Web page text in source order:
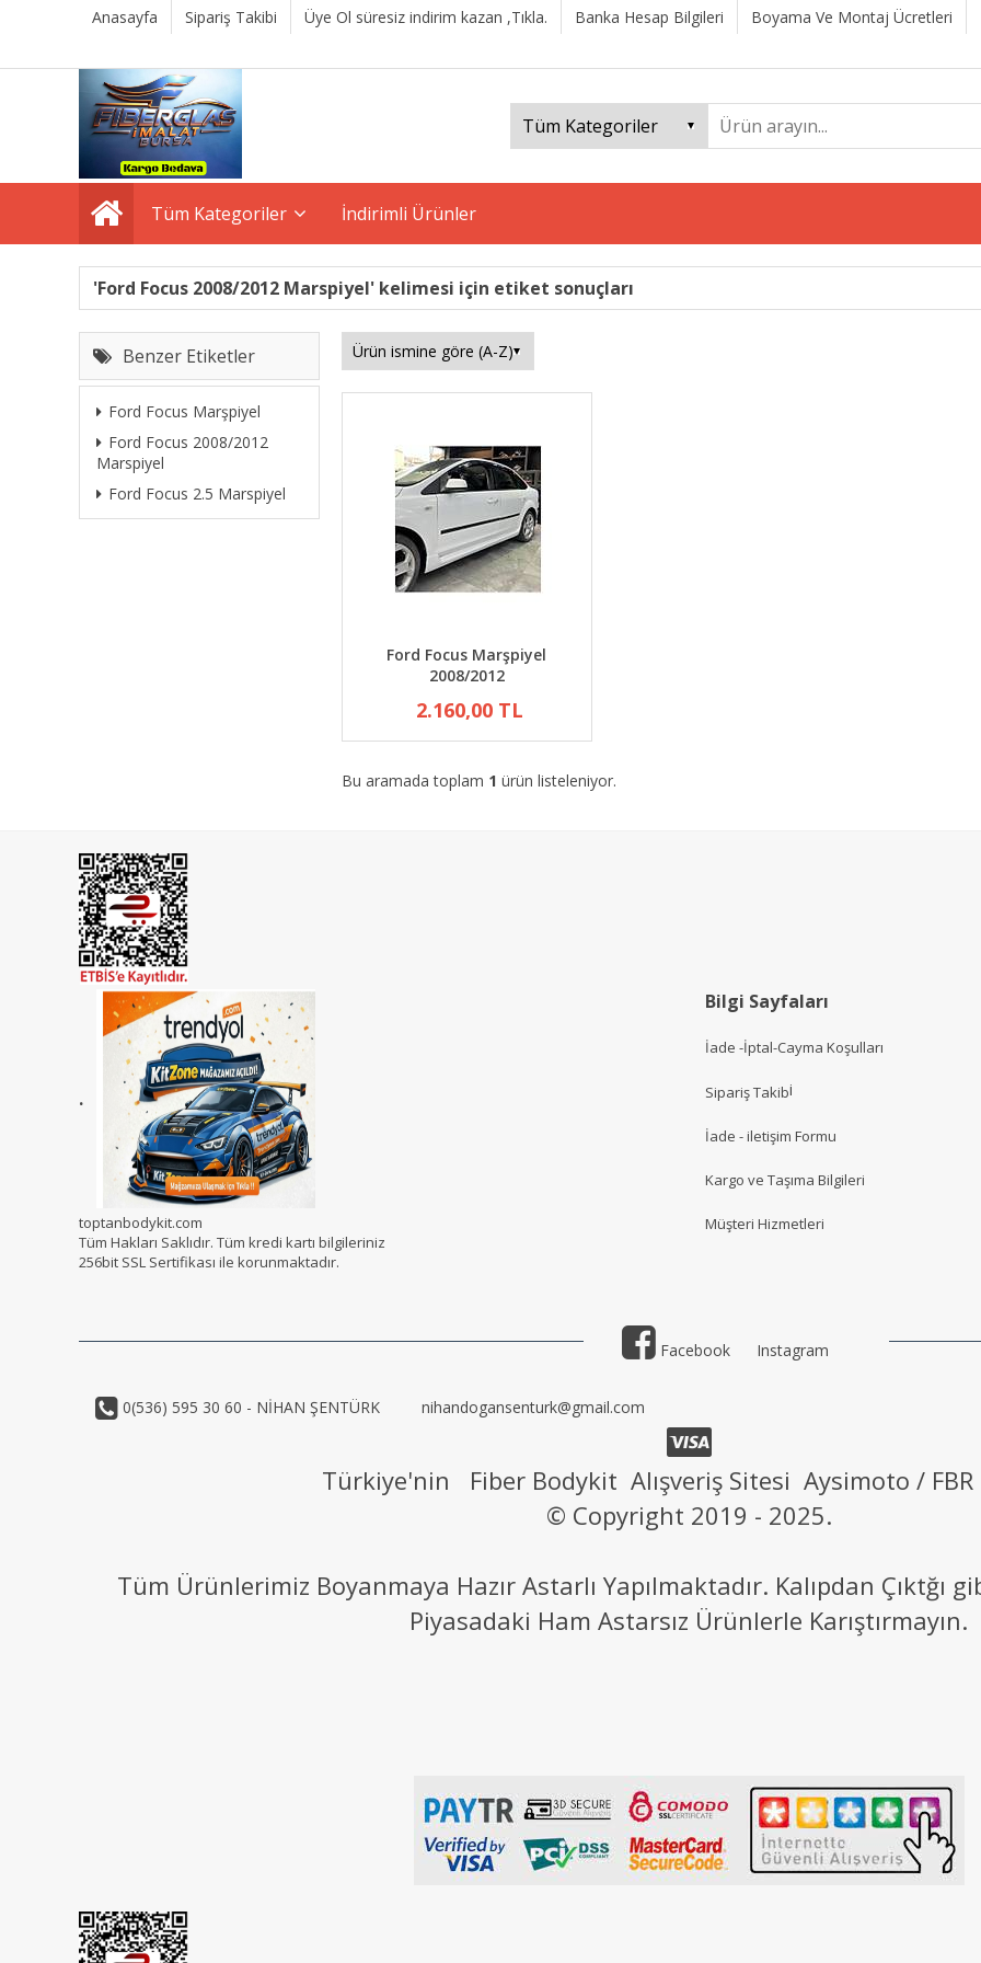
Anasayfa Sipariş Takibi Üye Ol süresiz indirim kazan ,Tıkla. Banka Hesap Bilgileri Boyama Ve Montaj Ücretleri
Tüm Kategoriler İndirimli Ürünler
'Ford Focus 2008/2012 Marspiyel' kelimesi için etiket sonuçları
Benzer Etiketler
Ford Focus Marşpiyel
Ford Focus 2008/2012
Marspiyel
Ford Focus 2.5 Marspiyel
Ford Focus Marşpiyel
2008/2012
2.160,00 TL
Bu aramada toplam 1 ürün listeleniyor.
.
toptanbodykit.com
Tüm Hakları Saklıdır. Tüm kredi kartı bilgileriniz
256bit SSL Sertifikası ile korunmaktadır.
Bilgi Sayfaları
İade -İptal-Cayma Koşulları
Sipariş Takibi
İade - iletişim Formu
Kargo ve Taşıma Bilgileri
Müşteri Hizmetleri
Facebook Instagram
0(536) 595 30 60 - NİHAN ŞENTÜRK nihandogansenturk@gmail.com
Türkiye'nin Fiber Bodykit Alışveriş Sitesi Aysimoto / FBR
© Copyright 2019 - 2025.
Tüm Ürünlerimiz Boyanmaya Hazır Astarlı Yapılmaktadır. Kalıpdan Çıktğı
Piyasadaki Ham Astarsız Ürünlerle Karıştırmayın.